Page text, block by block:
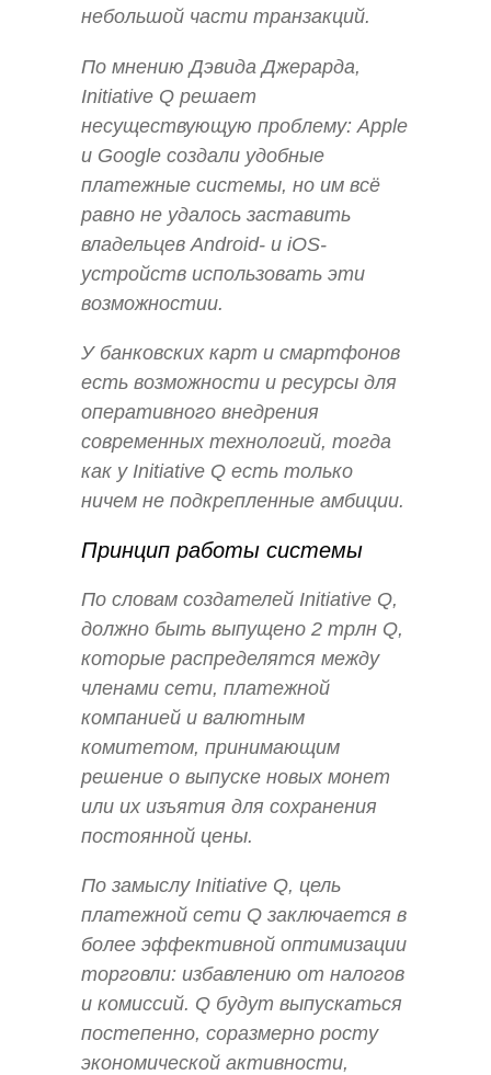
небольшой части транзакций.
По мнению Дэвида Джерарда,
Initiative Q решает
несуществующую проблему: Apple
и Google создали удобные
платежные системы, но им всё
равно не удалось заставить
владельцев Android- и iOS-
устройств использовать эти
возможностии.
У банковских карт и смартфонов
есть возможности и ресурсы для
оперативного внедрения
современных технологий, тогда
как у Initiative Q есть только
ничем не подкрепленные амбиции.
Принцип работы системы
По словам создателей Initiative Q,
должно быть выпущено 2 трлн Q,
которые распределятся между
членами сети, платежной
компанией и валютным
комитетом, принимающим
решение о выпуске новых монет
или их изъятия для сохранения
постоянной цены.
По замыслу Initiative Q, цель
платежной сети Q заключается в
более эффективной оптимизации
торговли: избавлению от налогов
и комиссий. Q будут выпускаться
постепенно, соразмерно росту
экономической активности,